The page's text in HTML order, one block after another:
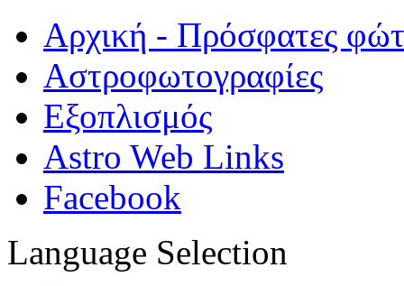
Αρχική - Πρόσφατες
Αστροφωτογραφίες
Εξοπλισμός
Astro Web Links
Facebook
Language Selection